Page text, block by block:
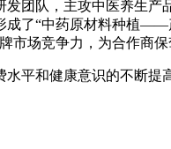
队，主攻中医养生产
形成了“中药原材料种
市场竞争力，为合作商保
和健康意识的不断提